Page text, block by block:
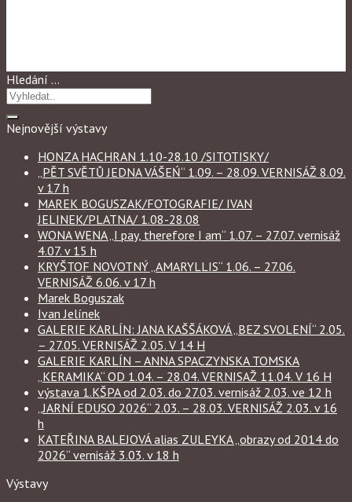
Hledání …
Nejnovější výstavy
HONZA HACHRAN 1.10-28.10 /SITOTISKY/
„PĚT SVĚTŮ JEDNA VÁŠEŃ“ 1.09. – 28.09. VERNISÁŽ 8.09.
v 17 h
MAREK BOGUSZAK/FOTOGRAFIE/ IVAN
JELINEK/PLATNA/ 1.08-28.08
WONA WENA „I pay, therefore I am“ 1.07. – 27.07. vernisáž
4.07. v 15 h
KRYŠTOF NOVOTNÝ „AMARYLLIS“ 1.06. – 27.06.
VERNISÁŽ 6.06. v 17 h
Marek Boguszak
Ivan Jelínek
GALERIE KARLÍN: JANA KAŠŠÁKOVÁ „BEZ SVOLENÍ“ 2.05.
– 27.05. VERNISÁŽ 2.05. V 14 H
GALERIE KARLÍN – ANNA SPACZYNSKA TOMSKA
„KERAMIKA“ OD 1.04. – 28.04. VERNISAŽ 11.04. V 16 H
výstava 1.KŠPA od 2.03. do 27.03. vernisáž 2.03. ve 12 h
„JARNÍ EDUSO 2026“ 2.03. – 28.03. VERNISÁŽ 2.03. v 16
h
KATEŘINA BALEJOVÁ alias ZULEYKA „obrazy od 2014 do
2026“ vernisáž 3.03. v 18 h
Výstavy